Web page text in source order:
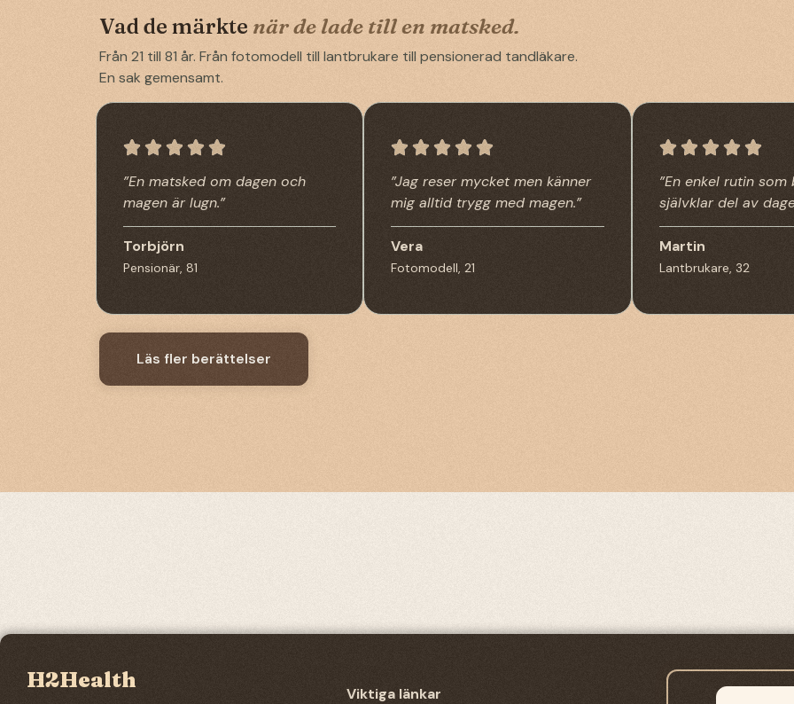
Vad de märkte när de lade till en matsked.
Från 21 till 81 år. Från fotomodell till lantbrukare till pensionerad tandläkare.
En sak gemensamt.
”En matsked om dagen och
magen är lugn.”
Torbjörn
Pensionär, 81
”Jag reser mycket men känner
mig alltid trygg med magen.”
Vera
Fotomodell, 21
”En enkel rutin
självklar del av
Martin
Lantbrukare, 32
Läs fler berättelser
H2Health
Viktiga länkar